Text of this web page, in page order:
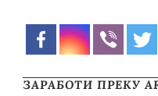
ЗАРАБОТИ ПРЕКУ